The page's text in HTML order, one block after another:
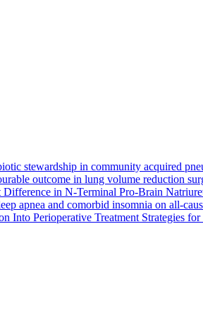
stewardship in community acquired
outcome in lung volume reduction
in N-Terminal Pro-Brain
apnea and comorbid insomnia on all-
Into Perioperative Treatment Strategies